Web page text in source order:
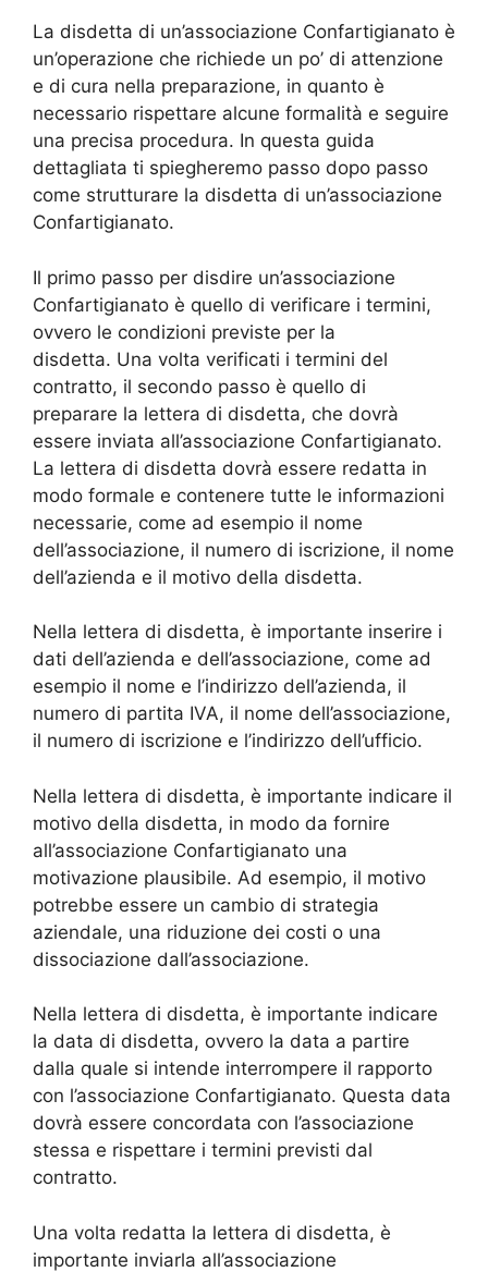
La disdetta di un’associazione Confartigianato è
un’operazione che richiede un po’ di attenzione
e di cura nella preparazione, in quanto è
necessario rispettare alcune formalità e seguire
una precisa procedura. In questa guida
dettagliata ti spiegheremo passo dopo passo
come strutturare la disdetta di un’associazione
Confartigianato.
Il primo passo per disdire un’associazione
Confartigianato è quello di verificare i termini,
ovvero le condizioni previste per la
disdetta. Una volta verificati i termini del
contratto, il secondo passo è quello di
preparare la lettera di disdetta, che dovrà
essere inviata all’associazione Confartigianato.
La lettera di disdetta dovrà essere redatta in
modo formale e contenere tutte le informazioni
necessarie, come ad esempio il nome
dell’associazione, il numero di iscrizione, il nome
dell’azienda e il motivo della disdetta.
Nella lettera di disdetta, è importante inserire i
dati dell’azienda e dell’associazione, come ad
esempio il nome e l’indirizzo dell’azienda, il
numero di partita IVA, il nome dell’associazione,
il numero di iscrizione e l’indirizzo dell’ufficio.
Nella lettera di disdetta, è importante indicare il
motivo della disdetta, in modo da fornire
all’associazione Confartigianato una
motivazione plausibile. Ad esempio, il motivo
potrebbe essere un cambio di strategia
aziendale, una riduzione dei costi o una
dissociazione dall’associazione.
Nella lettera di disdetta, è importante indicare
la data di disdetta, ovvero la data a partire
dalla quale si intende interrompere il rapporto
con l’associazione Confartigianato. Questa data
dovrà essere concordata con l’associazione
stessa e rispettare i termini previsti dal
contratto.
Una volta redatta la lettera di disdetta, è
importante inviarla all’associazione